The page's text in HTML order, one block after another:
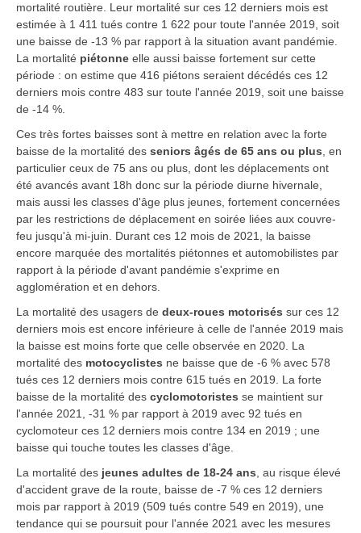
mortalité routière. Leur mortalité sur ces 12 derniers mois est
estimée à 1 411 tués contre 1 622 pour toute l'année 2019, soit
une baisse de -13 % par rapport à la situation avant pandémie.
La mortalité piétonne elle aussi baisse fortement sur cette
période : on estime que 416 piétons seraient décédés ces 12
derniers mois contre 483 sur toute l'année 2019, soit une baisse
de -14 %.
Ces très fortes baisses sont à mettre en relation avec la forte
baisse de la mortalité des seniors âgés de 65 ans ou plus, en
particulier ceux de 75 ans ou plus, dont les déplacements ont
été avancés avant 18h donc sur la période diurne hivernale,
mais aussi les classes d'âge plus jeunes, fortement concernées
par les restrictions de déplacement en soirée liées aux couvre-
feu jusqu'à mi-juin. Durant ces 12 mois de 2021, la baisse
encore marquée des mortalités piétonnes et automobilistes par
rapport à la période d'avant pandémie s'exprime en
agglomération et en dehors.
La mortalité des usagers de deux-roues motorisés sur ces 12
derniers mois est encore inférieure à celle de l'année 2019 mais
la baisse est moins forte que celle observée en 2020. La
mortalité des motocyclistes ne baisse que de -6 % avec 578
tués ces 12 derniers mois contre 615 tués en 2019. La forte
baisse de la mortalité des cyclomotoristes se maintient sur
l'année 2021, -31 % par rapport à 2019 avec 92 tués en
cyclomoteur ces 12 derniers mois contre 134 en 2019 ; une
baisse qui touche toutes les classes d'âge.
La mortalité des jeunes adultes de 18-24 ans, au risque élevé
d'accident grave de la route, baisse de -7 % ces 12 derniers
mois par rapport à 2019 (509 tués contre 549 en 2019), une
tendance qui se poursuit pour l'année 2021 avec les mesures